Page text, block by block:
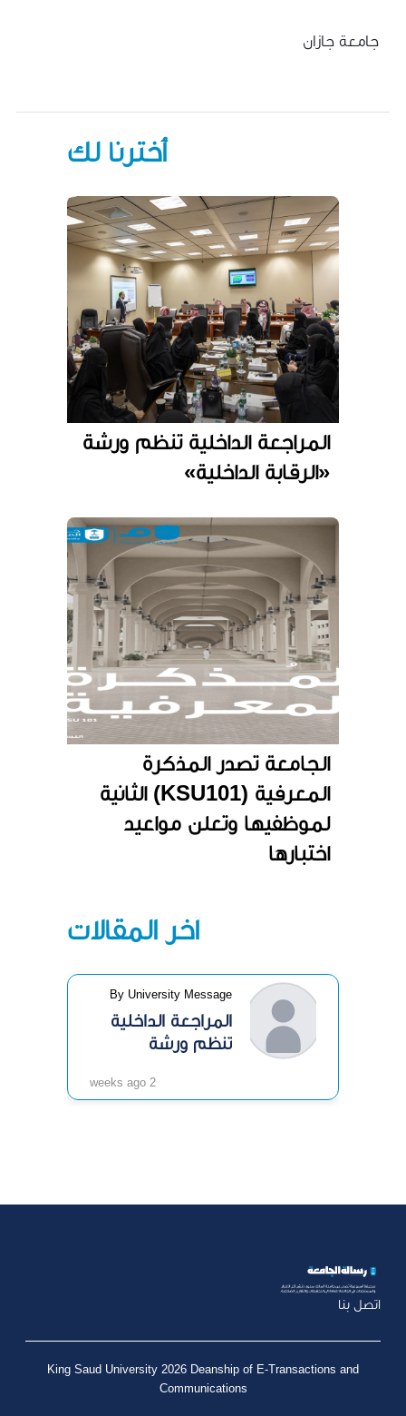
أخترنا لك
المراجعة الداخلية تنظم ورشة
«الرقابة الداخلية»
الجامعة تصدر المذكرة
المعرفية (KSU101) الثانية
لموظفيها وتعلن مواعيد
اختبارها
آخر المقالات
By University Message
المراجعة الداخلية
تنظم ورشة
2 weeks ago
جامعة جازان
اتصل بنا
King Saud University 2026 Deanship of E-Transactions and
Communications